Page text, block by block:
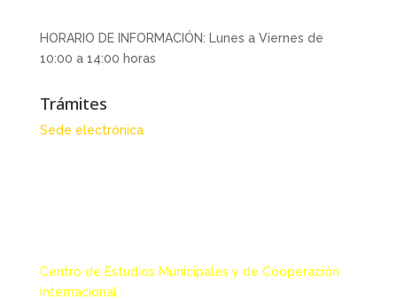
HORARIO DE INFORMACIÓN: Lunes a Viernes de
10:00 a 14:00 horas
Trámites
Sede electrónica
Centro de Estudios Municipales y de Cooperación
Internacional